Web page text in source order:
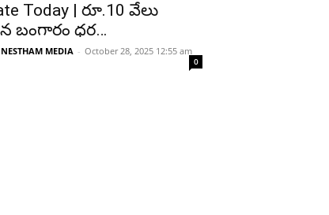
Today | రూ.10 వేలు
బంగారం ధర…
MEDIA - October 28, 2025 12:55 am
0